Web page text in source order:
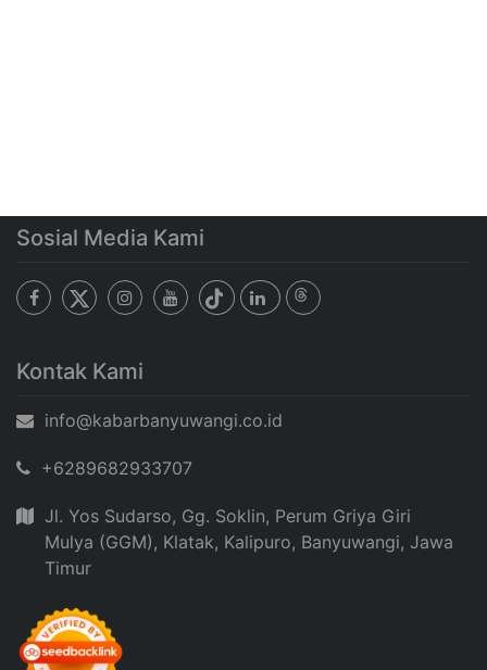
Sosial Media Kami
Kontak Kami
info@kabarbanyuwangi.co.id
+6289682933707
Jl. Yos Sudarso, Gg. Soklin, Perum Griya Giri
Mulya (GGM), Klatak, Kalipuro, Banyuwangi, Jawa
Timur